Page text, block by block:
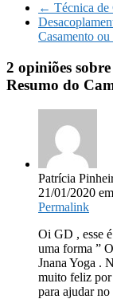
← Técnica de
Casamento
2 opiniões sobre
Resumo do
Patrícia
21/01/2020
Permalink
Oi GD , esse
uma forma ”
Jnana Yoga .
muito feliz por
para ajudar